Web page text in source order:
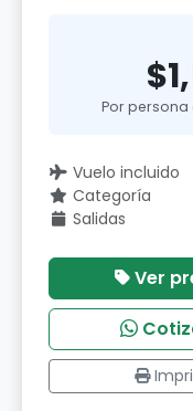
Por
Vuelo incluido
Categoría
Salidas
Ver